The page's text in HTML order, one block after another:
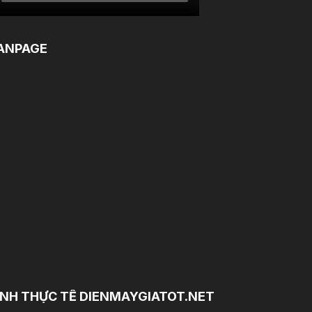
THỰC TẾ DIENMAYGIATOT.NET